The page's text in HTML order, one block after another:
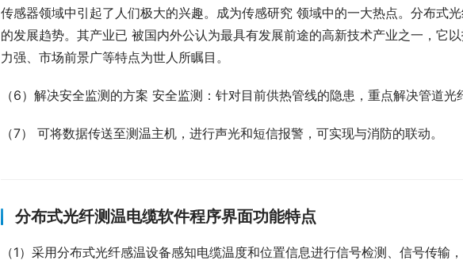
传感器领域中引起了人们极大的兴趣。成为传感研究 领域中的一大热点。分布式
的发展趋势。其产业已 被国内外公认为最具有发展前途的高新技术产业之一，它
力强、市场前景广等特点为世人所瞩目。
（6）解决安全监测的方案 安全监测：针对目前供热管线的隐患，重点解决管道
（7） 可将数据传送至测温主机，进行声光和短信报警，可实现与消防的联动。
分布式光纤测温电缆软件程序界面功能特点
（1）采用分布式光纤感温设备感知电缆温度和位置信息进行信号检测、信号传输